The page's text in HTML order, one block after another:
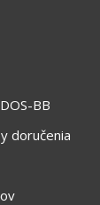
BB
doručenia